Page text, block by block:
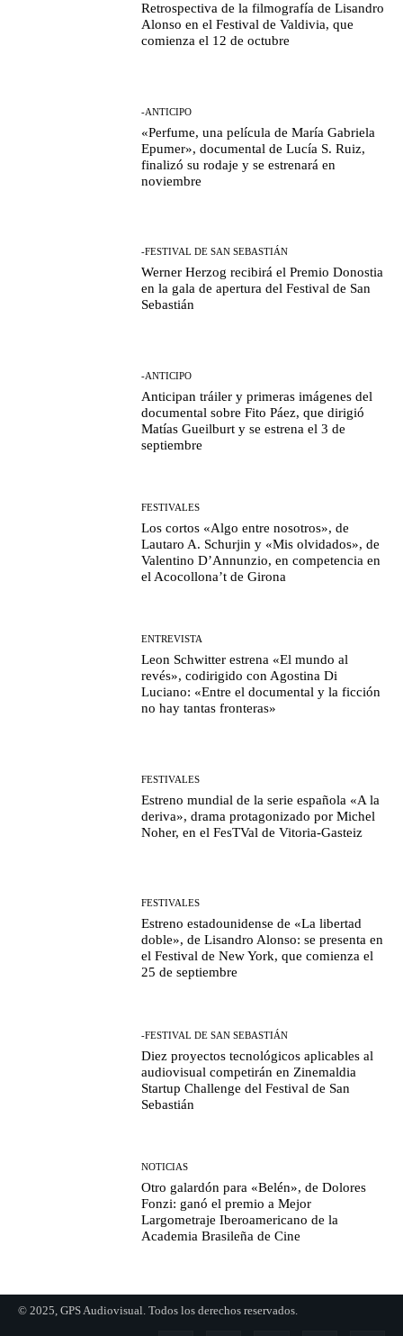
Retrospectiva de la filmografía de Lisandro
Alonso en el Festival de Valdivia, que
comienza el 12 de octubre
-ANTICIPO
«Perfume, una película de María Gabriela
Epumer», documental de Lucía S. Ruiz,
finalizó su rodaje y se estrenará en
noviembre
-FESTIVAL DE SAN SEBASTIÁN
Werner Herzog recibirá el Premio Donostia
en la gala de apertura del Festival de San
Sebastián
-ANTICIPO
Anticipan tráiler y primeras imágenes del
documental sobre Fito Páez, que dirigió
Matías Gueilburt y se estrena el 3 de
septiembre
FESTIVALES
Los cortos «Algo entre nosotros», de
Lautaro A. Schurjin y «Mis olvidados», de
Valentino D’Annunzio, en competencia en
el Acocollona’t de Girona
ENTREVISTA
Leon Schwitter estrena «El mundo al
revés», codirigido con Agostina Di
Luciano: «Entre el documental y la ficción
no hay tantas fronteras»
FESTIVALES
Estreno mundial de la serie española «A la
deriva», drama protagonizado por Michel
Noher, en el FesTVal de Vitoria-Gasteiz
FESTIVALES
Estreno estadounidense de «La libertad
doble», de Lisandro Alonso: se presenta en
el Festival de New York, que comienza el
25 de septiembre
-FESTIVAL DE SAN SEBASTIÁN
Diez proyectos tecnológicos aplicables al
audiovisual competirán en Zinemaldia
Startup Challenge del Festival de San
Sebastián
NOTICIAS
Otro galardón para «Belén», de Dolores
Fonzi: ganó el premio a Mejor
Largometraje Iberoamericano de la
Academia Brasileña de Cine
© 2025, GPS Audiovisual. Todos los derechos reservados.